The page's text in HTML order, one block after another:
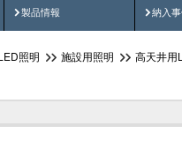
製品情報
製品動画 納入
納
照明 施設用照明 高天井用